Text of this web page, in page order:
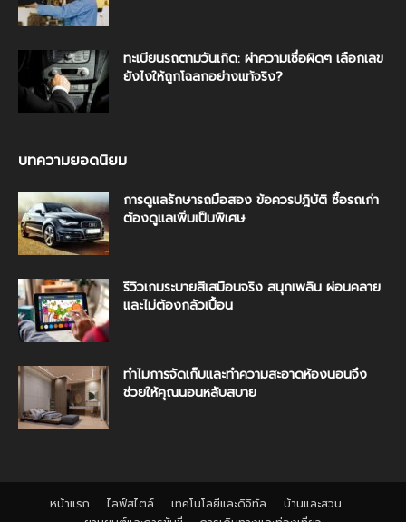
ทะเบียนรถตามวันเกิด: ผ่าความเชื่อผิดๆ เลือกเลข
ยังไงให้ถูกโฉลกอย่างแท้จริง?
บทความยอดนิยม
การดูแลรักษารถมือสอง ข้อควรปฎิบัติ ซื้อรถเก่า
ต้องดูแลเพิ่มเป็นพิเศษ
รีวิวเกมระบายสีเสมือนจริง สนุกเพลิน ผ่อนคลาย
และไม่ต้องกลัวเปื้อน
ทำไมการจัดเก็บและทำความสะอาดห้องนอนจึง
ช่วยให้คุณนอนหลับสบาย
หน้าแรก ไลฟ์สไตล์ เทคโนโลยีและดิจิทัล
บ้านและสวน